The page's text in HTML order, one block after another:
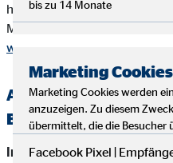
höchstens 60 Cent/Anruf aus
Mail
www.dihk.de
Alternative
Beschwerde-/
Interne Beschwerdestelle:
bis zu 14 Monate
Marketing Cookies
Marketing Cookies werden
anzuzeigen. Zu diesem
übermittelt, die die Besucher
Facebook Pixel |